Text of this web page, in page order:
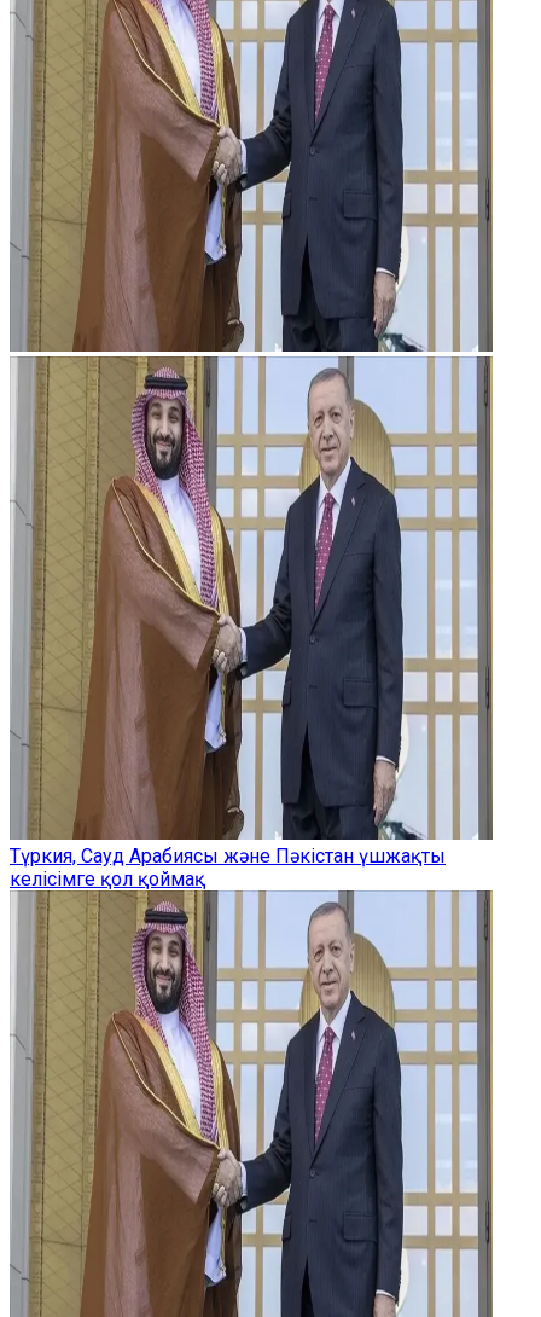
Түркия, Сауд Арабиясы және Пәкістан үшжақты
келісімге қол қоймақ